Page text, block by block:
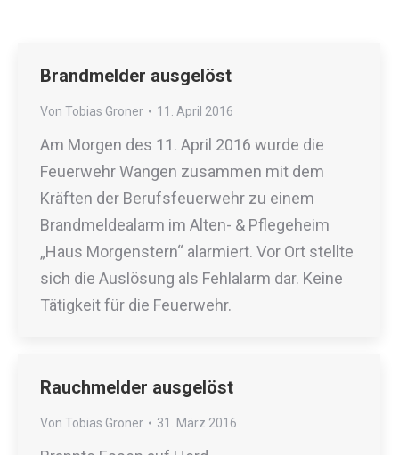
Brandmelder ausgelöst
Von Tobias Groner 11. April 2016
Am Morgen des 11. April 2016 wurde die
Feuerwehr Wangen zusammen mit dem
Kräften der Berufsfeuerwehr zu einem
Brandmeldealarm im Alten- & Pflegeheim
„Haus Morgenstern“ alarmiert. Vor Ort stellte
sich die Auslösung als Fehlalarm dar. Keine
Tätigkeit für die Feuerwehr.
Rauchmelder ausgelöst
Von Tobias Groner 31. März 2016